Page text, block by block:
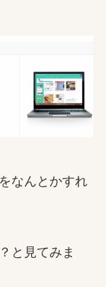
なんとかすれ
と見てみま